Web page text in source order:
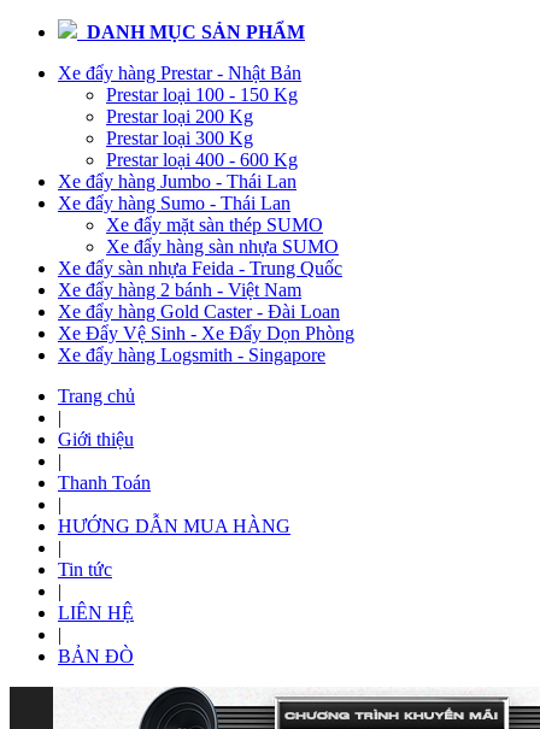
DANH MỤC SẢN PHẨM
Xe đẩy hàng Prestar - Nhật Bản
Prestar loại 100 - 150 Kg
Prestar loại 200 Kg
Prestar loại 300 Kg
Prestar loại 400 - 600 Kg
Xe đẩy hàng Jumbo - Thái Lan
Xe đẩy hàng Sumo - Thái Lan
Xe đẩy mặt sàn thép SUMO
Xe đẩy hàng sàn nhựa SUMO
Xe đẩy sàn nhựa Feida - Trung Quốc
Xe đẩy hàng 2 bánh - Việt Nam
Xe đẩy hàng Gold Caster - Đài Loan
Xe Đẩy Vệ Sinh - Xe Đẩy Dọn Phòng
Xe đẩy hàng Logsmith - Singapore
Trang chủ
|
Giới thiệu
|
Thanh Toán
|
HƯỚNG DẪN MUA HÀNG
|
Tin tức
|
LIÊN HỆ
|
BẢN ĐÒ